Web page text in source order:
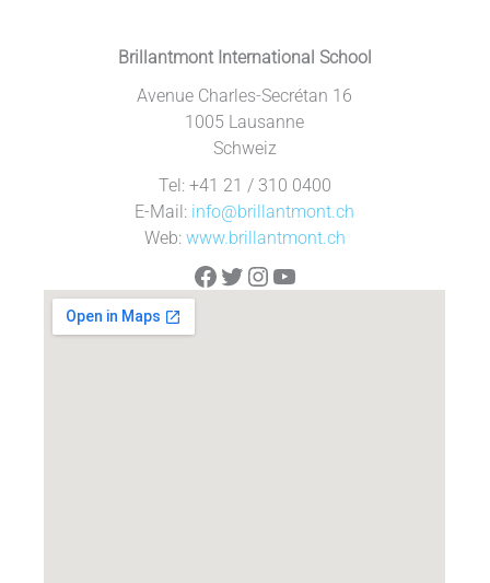
Brillantmont International School
Avenue Charles-Secrétan 16
1005 Lausanne
Schweiz
Tel: +41 21 / 310 0400
E-Mail: info@brillantmont.ch
Web: www.brillantmont.ch
Facebook
Twitter
Instagram
YouTube